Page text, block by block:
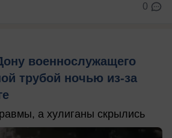
0
военнослужащего
трубой ночью из-за
а хулиганы скрылись